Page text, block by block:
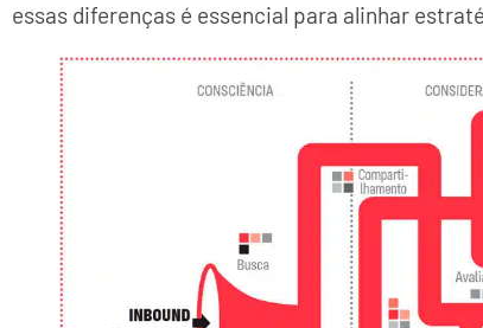
essas diferenças é essencial para alinhar